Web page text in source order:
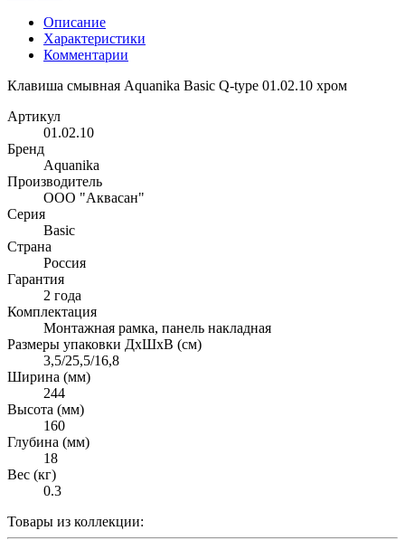
Описание
Характеристики
Комментарии
Клавиша смывная Aquanika Basic Q-type 01.02.10 хром
Артикул
01.02.10
Бренд
Aquanika
Производитель
ООО "Аквасан"
Серия
Basic
Страна
Россия
Гарантия
2 года
Комплектация
Монтажная рамка, панель накладная
Размеры упаковки ДхШхВ (см)
3,5/25,5/16,8
Ширина (мм)
244
Высота (мм)
160
Глубина (мм)
18
Вес (кг)
0.3
Товары из коллекции: